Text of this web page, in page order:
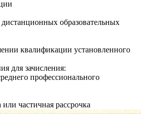
образовательных
квалификации установленного
для зачисления:
профессионального
частичная рассрочка